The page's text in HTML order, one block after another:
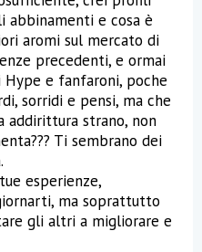
abbinamenti e cosa è
aromi sul mercato di
precedenti, e ormai
e fanfaroni, poche
sorridi e pensi, ma che
addirittura strano, non
Ti sembrano dei
esperienze,
ma soprattutto
gli altri a migliorare e